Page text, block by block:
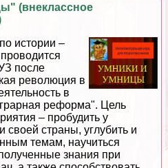
(внеклассное
истории –
после
революция в
в
реформа". Цель
– пробудить у
своей страны, углубить и
темам, научиться
знания при